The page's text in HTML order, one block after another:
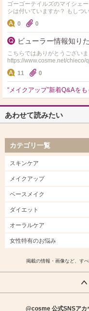
ゴーゴーテイルズのマイシェ
シは付いていますか？ もしつ
か？
0 0
ビューラー情報知り
こちらではありがとうございま
https://www.cosme.net/chieco/question/
ない資生堂のアイラッシュ…
11 0
“メイクアップ”新着Q&Aを
あわせて読みたい
カテゴリ一覧
スキンケア
メイクアップ
ベースメイク
ダイエット
オーラルケア
女性特有のお悩み
掲載の情報・画像など、す
@cosme 公式SNSアカ